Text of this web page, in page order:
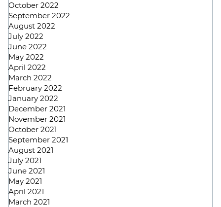
October 2022
September 2022
August 2022
July 2022
June 2022
May 2022
April 2022
March 2022
February 2022
January 2022
December 2021
November 2021
October 2021
September 2021
August 2021
July 2021
June 2021
May 2021
April 2021
March 2021